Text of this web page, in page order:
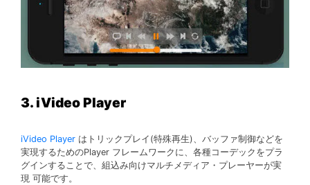
3. iVideo Player
iVideo Player はトリックプレイ(特殊再生)、バッファ制御などを
実現するためのPlayer フレームワークに、各種コーデックをプラ
グインすることで、組込み向けマルチメディア・プレーヤーが実
現 可能です。